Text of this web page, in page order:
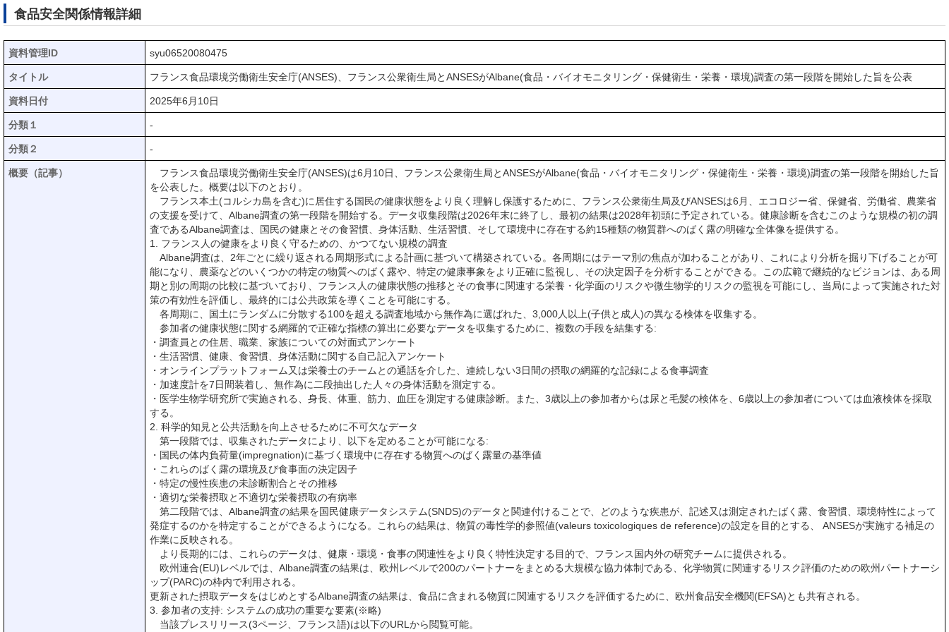
食品安全関係情報詳細
資料管理ID syu06520080475
タイトル フランス食品環境労働衛生安全庁(ANSES)、フランス公衆衛生局とANSESがAlbane(食品・バイオモニタリング・保健衛生・栄養・環境)調査の第一段階を開始した旨を公表
資料日付 2025年6月10日
分類１ -
分類２ -
概要（記事）
フランス食品環境労働衛生安全庁(ANSES)は6月10日、フランス公衆衛生局とANSESがAlbane(食品・バイオモニタリング・保健衛生・栄養・環境)調査の第一段階を開始した旨
を公表した。概要は以下のとおり。
フランス本土(コルシカ島を含む)に居住する国民の健康状態をより良く理解し保護するために、フランス公衆衛生局及びANSESは6月、エコロジー省、保健省、労働省、農業省
の支援を受けて、Albane調査の第一段階を開始する。データ収集段階は2026年末に終了し、最初の結果は2028年初頭に予定されている。健康診断を含むこのような規模の初の調
査であるAlbane調査は、国民の健康とその食習慣、身体活動、生活習慣、そして環境中に存在する約15種類の物質群へのばく露の明確な全体像を提供する。
1. フランス人の健康をより良く守るための、かつてない規模の調査
Albane調査は、2年ごとに繰り返される周期形式による計画に基づいて構築されている。各周期にはテーマ別の焦点が加わることがあり、これにより分析を掘り下げることが可
能になり、農薬などのいくつかの特定の物質へのばく露や、特定の健康事象をより正確に監視し、その決定因子を分析することができる。この広範で継続的なビジョンは、ある周
期と別の周期の比較に基づいており、フランス人の健康状態の推移とその食事に関連する栄養・化学面のリスクや微生物学的リスクの監視を可能にし、当局によって実施された対
策の有効性を評価し、最終的には公共政策を導くことを可能にする。
各周期に、国土にランダムに分散する100を超える調査地域から無作為に選ばれた、3,000人以上(子供と成人)の異なる検体を収集する。
参加者の健康状態に関する網羅的で正確な指標の算出に必要なデータを収集するために、複数の手段を結集する:
・調査員との住居、職業、家族についての対面式アンケート
・生活習慣、健康、食習慣、身体活動に関する自己記入アンケート
・オンラインプラットフォーム又は栄養士のチームとの通話を介した、連続しない3日間の摂取の網羅的な記録による食事調査
・加速度計を7日間装着し、無作為に二段抽出した人々の身体活動を測定する。
・医学生物学研究所で実施される、身長、体重、筋力、血圧を測定する健康診断。また、3歳以上の参加者からは尿と毛髪の検体を、6歳以上の参加者については血液検体を採取
する。
2. 科学的知見と公共活動を向上させるために不可欠なデータ
第一段階では、収集されたデータにより、以下を定めることが可能になる:
・国民の体内負荷量(impregnation)に基づく環境中に存在する物質へのばく露量の基準値
・これらのばく露の環境及び食事面の決定因子
・特定の慢性疾患の未診断割合とその推移
・適切な栄養摂取と不適切な栄養摂取の有病率
第二段階では、Albane調査の結果を国民健康データシステム(SNDS)のデータと関連付けることで、どのような疾患が、記述又は測定されたばく露、食習慣、環境特性によって
発症するのかを特定することができるようになる。これらの結果は、物質の毒性学的参照値(valeurs toxicologiques de reference)の設定を目的とする、 ANSESが実施する補足の
作業に反映される。
より長期的には、これらのデータは、健康・環境・食事の関連性をより良く特性決定する目的で、フランス国内外の研究チームに提供される。
欧州連合(EU)レベルでは、Albane調査の結果は、欧州レベルで200のパートナーをまとめる大規模な協力体制である、化学物質に関連するリスク評価のための欧州パートナーシ
ップ(PARC)の枠内で利用される。
更新された摂取データをはじめとするAlbane調査の結果は、食品に含まれる物質に関連するリスクを評価するために、欧州食品安全機関(EFSA)とも共有される。
3. 参加者の支持: システムの成功の重要な要素(※略)
当該プレスリリース(3ページ、フランス語)は以下のURLから閲覧可能。